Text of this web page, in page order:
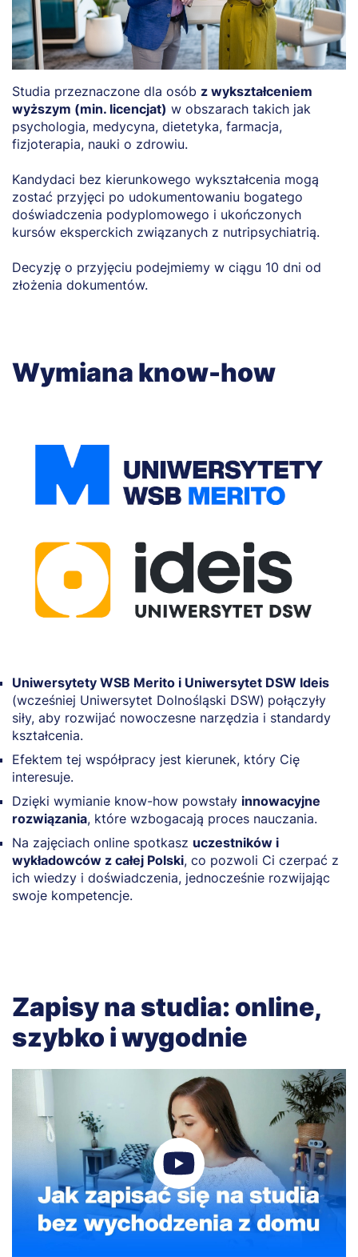
Studia przeznaczone dla osób z wykształceniem
wyższym (min. licencjat) w obszarach takich jak
psychologia, medycyna, dietetyka, farmacja,
fizjoterapia, nauki o zdrowiu.
Kandydaci bez kierunkowego wykształcenia mogą
zostać przyjęci po udokumentowaniu bogatego
doświadczenia podyplomowego i ukończonych
kursów eksperckich związanych z nutripsychiatrią.
Decyzję o przyjęciu podejmiemy w ciągu 10 dni od
złożenia dokumentów.
Wymiana know-how
Uniwersytety WSB Merito i Uniwersytet DSW Ideis
(wcześniej Uniwersytet Dolnośląski DSW) połączyły
siły, aby rozwijać nowoczesne narzędzia i standardy
kształcenia.
Efektem tej współpracy jest kierunek, który Cię
interesuje.
Dzięki wymianie know-how powstały innowacyjne
rozwiązania, które wzbogacają proces nauczania.
Na zajęciach online spotkasz uczestników i
wykładowców z całej Polski, co pozwoli Ci czerpać z
ich wiedzy i doświadczenia, jednocześnie rozwijając
swoje kompetencje.
Zapisy na studia: online,
szybko i wygodnie